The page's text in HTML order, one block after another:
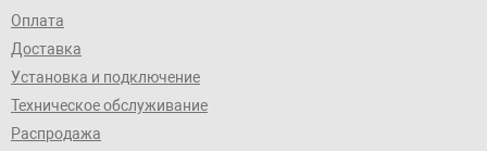
Оплата
Доставка
Установка и подключение
Техническое обслуживание
Распродажа